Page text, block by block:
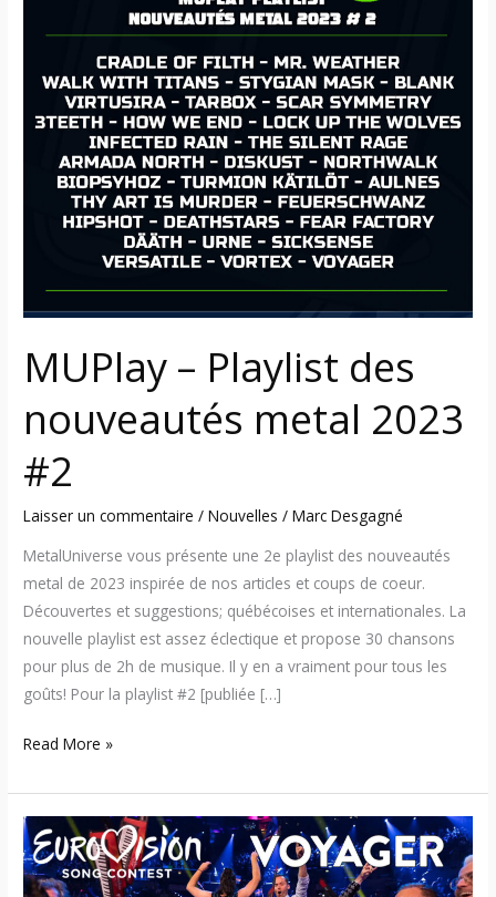
MUPlay – Playlist des
nouveautés metal 2023
#2
Laisser un commentaire /Nouvelles /Marc Desgagné
MetalUniverse vous présente une 2e playlist des nouveautés
metal de 2023 inspirée de nos articles et coups de coeur.
Découvertes et suggestions; québécoises et internationales. La
nouvelle playlist est assez éclectique et propose 30 chansons
pour plus de 2h de musique. Il y en a vraiment pour tous les
goûts! Pour la playlist #2 [publiée […]
nouveautés
2023
#2
Read More »
Voyager
se
qualifie